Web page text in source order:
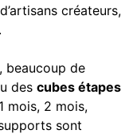
créateurs,
beaucoup de
des cubes étapes
mois, 2 mois,
sont